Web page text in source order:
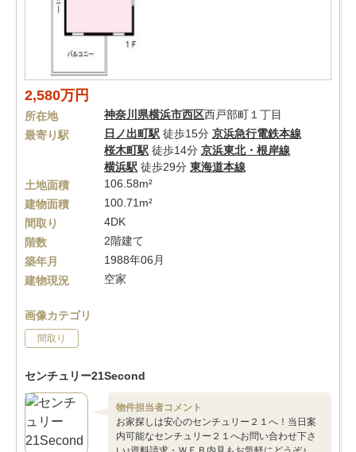
2,580万円
所在地 神奈川県横浜市西区西戸部町１丁目
最寄り駅
日ノ出町駅 徒歩15分 京浜急行電鉄本線
桜木町駅 徒歩14分 京浜東北・根岸線
横浜駅 徒歩29分 東海道本線
土地面積
106.58m²
建物面積
100.71m²
間取り
4DK
階数
2階建て
築年月
1988年06月
建物現況
空家
画像カテゴリ
間取り
センチュリー21Second
物件担当者コメント
お家探しは安心のセンチュリー２１へ！当日案
内可能なセンチュリー２１へお問い合わせ下さ